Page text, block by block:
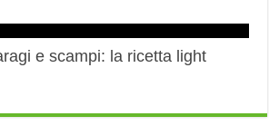
e scampi: la ricetta light